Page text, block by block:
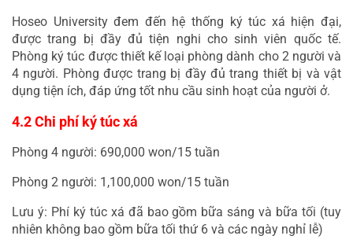
Hoseo University đem đến hệ thống ký túc xá hiện đại,
được trang bị đầy đủ tiện nghi cho sinh viên quốc tế.
Phòng ký túc được thiết kế loại phòng dành cho 2 người và
4 người. Phòng được trang bị đầy đủ trang thiết bị và vật
dụng tiện ích, đáp ứng tốt nhu cầu sinh hoạt của người ở.
4.2 Chi phí ký túc xá
Phòng 4 người: 690,000 won/15 tuần
Phòng 2 người: 1,100,000 won/15 tuần
Lưu ý: Phí ký túc xá đã bao gồm bữa sáng và bữa tối (tuy
nhiên không bao gồm bữa tối thứ 6 và các ngày nghỉ lễ)